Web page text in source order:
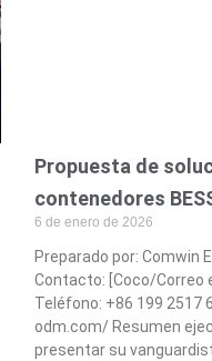
Propuesta de
contenedores
6 de enero de 2026
Preparado por: Comwin
Contacto: [Coco/Correo
Teléfono: +86 199 2517
odm.com/ Resumen
presentar su